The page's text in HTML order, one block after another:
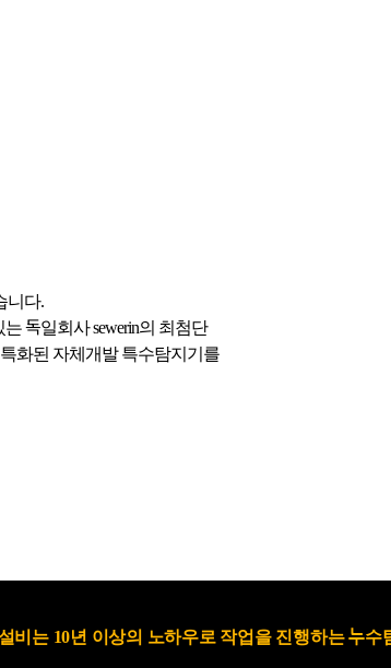
니다.
독일회사 sewerin의 최첨단
화된 자체개발 특수탐지기를
비는 10년 이상의 노하우로 작업을 진행하는 누수